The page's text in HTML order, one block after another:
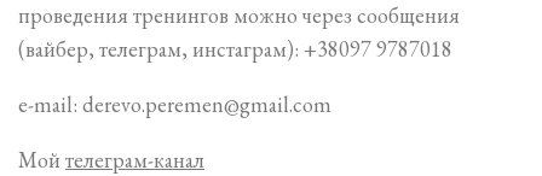
проведения тренингов можно через сообщения
(вайбер, телеграм, инстаграм): +38097 9787018
e-mail: derevo.peremen@gmail.com
Мой телеграм-канал